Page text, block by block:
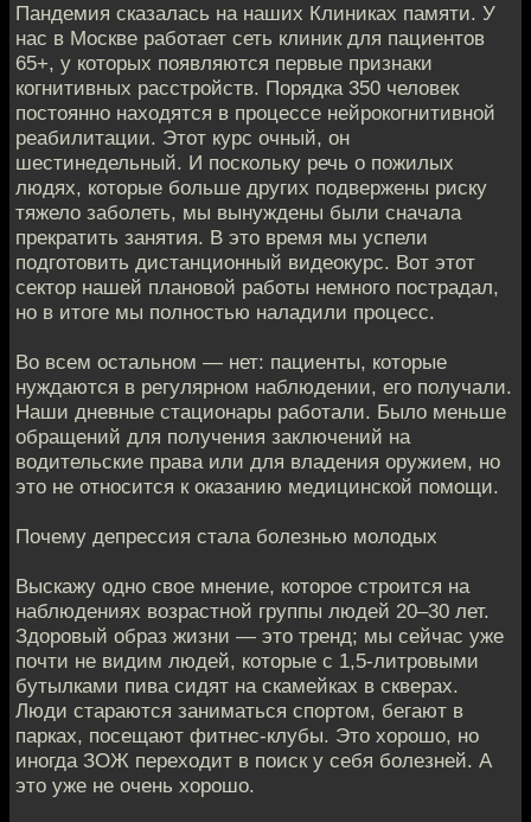
Пандемия сказалась на наших Клиниках памяти. У
нас в Москве работает сеть клиник для пациентов
65+, у которых появляются первые признаки
когнитивных расстройств. Порядка 350 человек
постоянно находятся в процессе нейрокогнитивной
реабилитации. Этот курс очный, он
шестинедельный. И поскольку речь о пожилых
людях, которые больше других подвержены риску
тяжело заболеть, мы вынуждены были сначала
прекратить занятия. В это время мы успели
подготовить дистанционный видеокурс. Вот этот
сектор нашей плановой работы немного пострадал,
но в итоге мы полностью наладили процесс.
Во всем остальном — нет: пациенты, которые
нуждаются в регулярном наблюдении, его получали.
Наши дневные стационары работали. Было меньше
обращений для получения заключений на
водительские права или для владения оружием, но
это не относится к оказанию медицинской помощи.
Почему депрессия стала болезнью молодых
Выскажу одно свое мнение, которое строится на
наблюдениях возрастной группы людей 20–30 лет.
Здоровый образ жизни — это тренд; мы сейчас уже
почти не видим людей, которые с 1,5-литровыми
бутылками пива сидят на скамейках в скверах.
Люди стараются заниматься спортом, бегают в
парках, посещают фитнес-клубы. Это хорошо, но
иногда ЗОЖ переходит в поиск у себя болезней. А
это уже не очень хорошо.